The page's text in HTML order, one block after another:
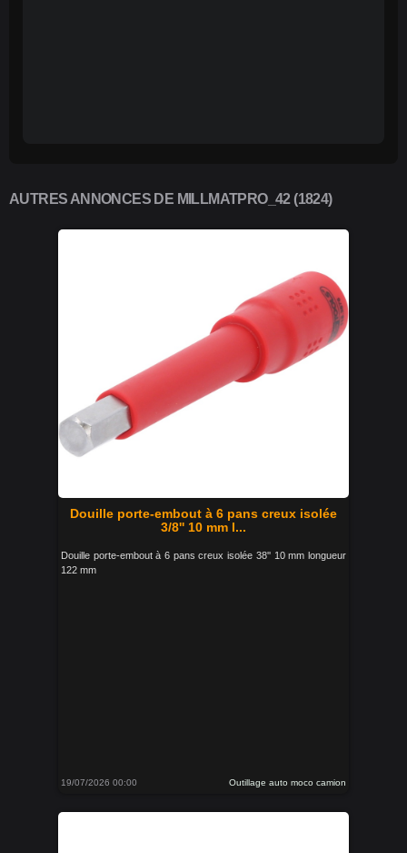
AUTRES ANNONCES DE MILLMATPRO_42 (1824)
Douille porte-embout à 6 pans creux isolée
3/8'' 10 mm l...
Douille porte-embout à 6 pans creux isolée 38'' 10 mm longueur
122 mm
19/07/2026 00:00 Outillage auto moco camion